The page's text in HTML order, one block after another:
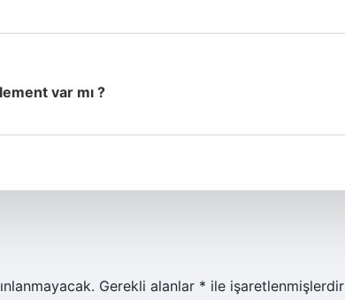
var mı ?
Gerekli alanlar * ile işaretlenmişlerdir